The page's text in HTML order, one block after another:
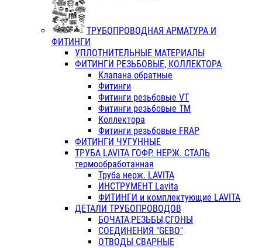
ТРУБОПРОВОДНАЯ АРМАТУРА И
ФИТИНГИ
УПЛОТНИТЕЛЬНЫЕ МАТЕРИАЛЫ
ФИТИНГИ РЕЗЬБОВЫЕ, КОЛЛЕКТОРА
Клапана обратные
Фитинги
Фитинги резьбовые VT
Фитинги резьбовые ТМ
Коллектора
Фитинги резьбовые FRAP
ФИТИНГИ ЧУГУННЫЕ
ТРУБА LAVITA ГОФР. НЕРЖ. СТАЛЬ
термообработанная
Труба нерж. LAVITA
ИНСТРУМЕНТ Lavita
ФИТИНГИ и комплектующие LAVITA
ДЕТАЛИ ТРУБОПРОВОДОВ
БОЧАТА,РЕЗЬБЫ,СГОНЫ
СОЕДИНЕНИЯ "GEBO"
ОТВОДЫ СВАРНЫЕ